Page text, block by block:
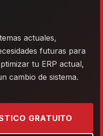
actuales,
futuras para
tu ERP actual,
cambio de sistema.
GRATUITO